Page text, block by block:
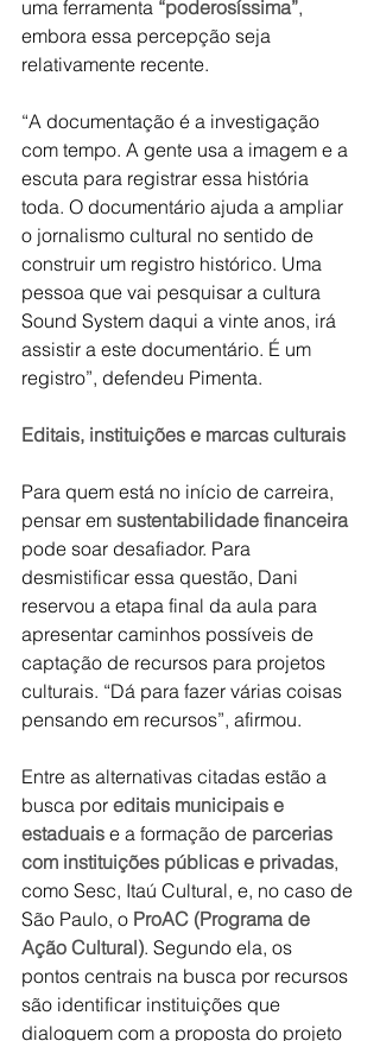
uma ferramenta “poderosíssima”,
embora essa percepção seja
relativamente recente.
“A documentação é a investigação
com tempo. A gente usa a imagem e a
escuta para registrar essa história
toda. O documentário ajuda a ampliar
o jornalismo cultural no sentido de
construir um registro histórico. Uma
pessoa que vai pesquisar a cultura
Sound System daqui a vinte anos, irá
assistir a este documentário. É um
registro”, defendeu Pimenta.
Editais, instituições e marcas culturais
Para quem está no início de carreira,
pensar em sustentabilidade financeira
pode soar desafiador. Para
desmistificar essa questão, Dani
reservou a etapa final da aula para
apresentar caminhos possíveis de
captação de recursos para projetos
culturais. “Dá para fazer várias coisas
pensando em recursos”, afirmou.
Entre as alternativas citadas estão a
busca por editais municipais e
estaduais e a formação de parcerias
com instituições públicas e privadas,
como Sesc, Itaú Cultural, e, no caso de
São Paulo, o ProAC (Programa de
Ação Cultural). Segundo ela, os
pontos centrais na busca por recursos
são identificar instituições que
dialoguem com a proposta do projeto